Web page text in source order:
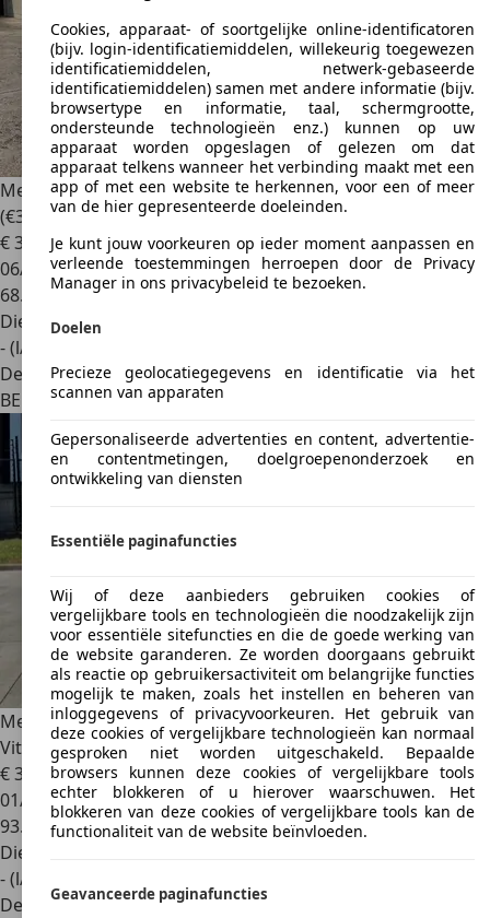
Mercedes-Benz Vito 114 CDI Tourer 9 PL Automaat
(€32.223ex btw)
€ 38.990 1
06/2023
68.172 km
Diesel
- (l/100 km)
Dealer
BE 9880Aalter
Mercedes-Benz
Vito
€ 36.3001
01/2022
93.000 km
Diesel
- (l/100 km)
Dealer
Cookies, apparaat- of soortgelijke online-identificatoren
(bijv. login-identificatiemiddelen, willekeurig toegewezen
identificatiemiddelen, netwerk-gebaseerde
identificatiemiddelen) samen met andere informatie (bijv.
browsertype en informatie, taal, schermgrootte,
ondersteunde technologieën enz.) kunnen op uw
apparaat worden opgeslagen of gelezen om dat
apparaat telkens wanneer het verbinding maakt met een
app of met een website te herkennen, voor een of meer
van de hier gepresenteerde doeleinden.
Je kunt jouw voorkeuren op ieder moment aanpassen en
verleende toestemmingen herroepen door de Privacy
Manager in ons privacybeleid te bezoeken.
Doelen
Precieze geolocatiegegevens en identificatie via het
scannen van apparaten
Gepersonaliseerde advertenties en content, advertentie-
en contentmetingen, doelgroepenonderzoek en
ontwikkeling van diensten
Essentiële paginafuncties
Wij of deze aanbieders gebruiken cookies of
vergelijkbare tools en technologieën die noodzakelijk zijn
voor essentiële sitefuncties en die de goede werking van
de website garanderen. Ze worden doorgaans gebruikt
als reactie op gebruikersactiviteit om belangrijke functies
mogelijk te maken, zoals het instellen en beheren van
inloggegevens of privacyvoorkeuren. Het gebruik van
deze cookies of vergelijkbare technologieën kan normaal
gesproken niet worden uitgeschakeld. Bepaalde
browsers kunnen deze cookies of vergelijkbare tools
echter blokkeren of u hierover waarschuwen. Het
blokkeren van deze cookies of vergelijkbare tools kan de
functionaliteit van de website beïnvloeden.
Geavanceerde paginafuncties